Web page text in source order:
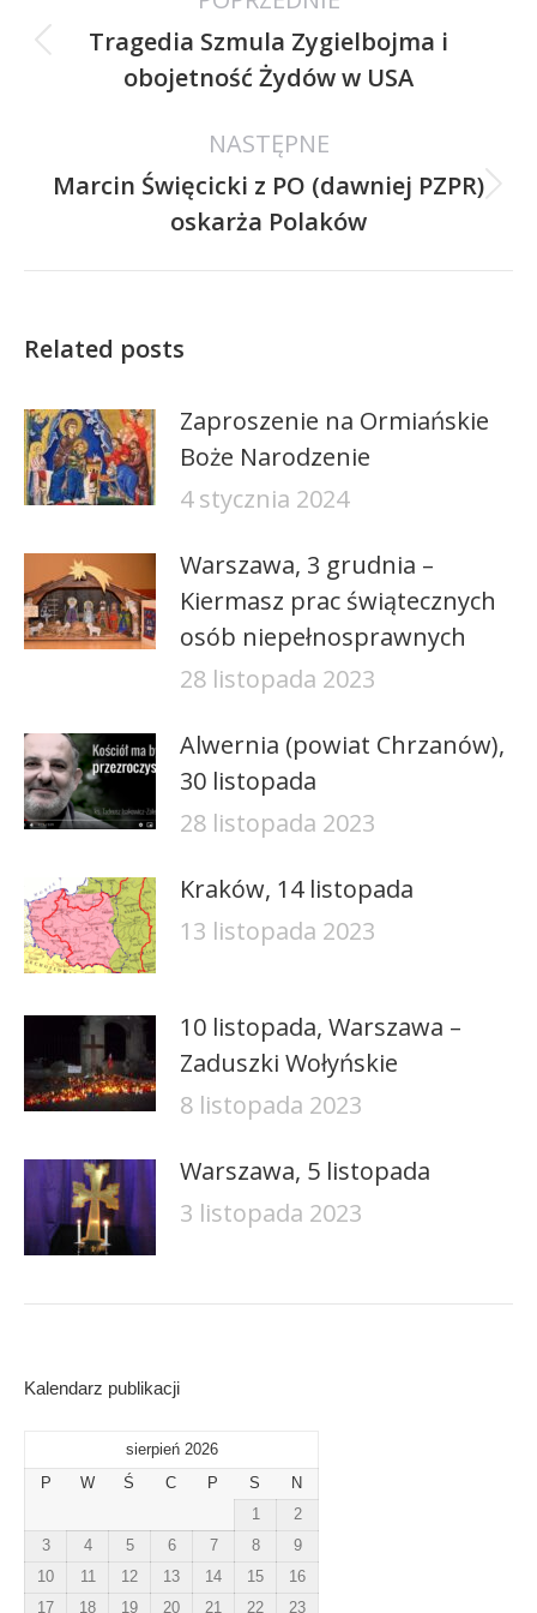
Poprzedni
wpis:
Tragedia Szmula Zygielbojma i
obojetność Żydów w USA
NASTĘPNE
Następny
wpis:
Marcin Święcicki z PO (dawniej PZPR)
oskarża Polaków
Related posts
Zaproszenie na Ormiańskie
Boże Narodzenie
4 stycznia 2024
Warszawa, 3 grudnia –
Kiermasz prac świątecznych
osób niepełnosprawnych
28 listopada 2023
Alwernia (powiat Chrzanów),
30 listopada
28 listopada 2023
Kraków, 14 listopada
13 listopada 2023
10 listopada, Warszawa –
Zaduszki Wołyńskie
8 listopada 2023
Warszawa, 5 listopada
3 listopada 2023
Kalendarz publikacji
sierpień 2026
P
W Ś C P S
N
1
2
3
4 5 6 7 8
9
10
11 12 13 14 15
16
17
18 19 20 21 22 23